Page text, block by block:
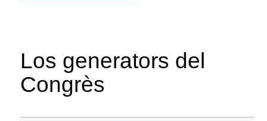
Los generators del
Congrès